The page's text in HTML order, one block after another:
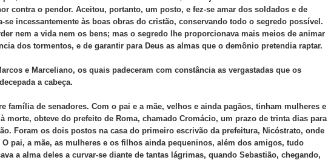
contra o pendor. Aceitou, portanto, um posto, e fez-se amar dos soldados e de
incessantemente às boas obras do cristão, conservando todo o segredo possível.
nem a vida nem os bens; mas o segredo lhe proporcionava mais meios de animar
dos tormentos, e de garantir para Deus as almas que o demônio pretendia raptar.
e Marceliano, os quais padeceram com constância as vergastadas que os
a cabeça.
família de senadores. Com o pai e a mãe, velhos e ainda pagãos, tinham mulheres e
morte, obteve do prefeito de Roma, chamado Cromácio, um prazo de trinta dias para
Foram os dois postos na casa do primeiro escrivão da prefeitura, Nicóstrato, onde
pai, a mãe, as mulheres e os filhos ainda pequeninos, além dos amigos, tudo
a alma deles a curvar-se diante de tantas lágrimas, quando Sebastião, chegando,